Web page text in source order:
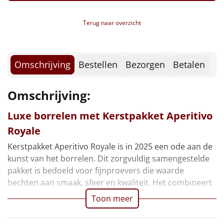
Borrelplank
NIEUW
Slowcooker POPULAIR
Noodradio NIEUW
Deken (fleece plaid)
Alle artikelen
Overige
Ideeën
Doe het zelf
Verpakt in een feestelijke kerstdoos, 39 x 29 x 12,6
Terug naar overzicht
Omschrijving Bestellen Bezorgen Betalen
Omschrijving:
Luxe borrelen met Kerstpakket Aperitivo
Royale
Kerstpakket Aperitivo Royale is in 2025 een ode aan de
kunst van het borrelen. Dit zorgvuldig samengestelde
pakket is bedoeld voor fijnproevers die waarde
hechten aan smaak, sfeer en kwaliteit. Het combineert
Toon meer